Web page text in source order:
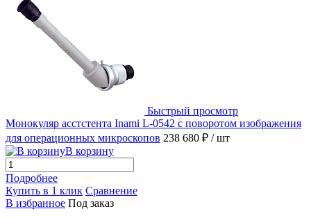
Быстрый просмотр
Монокуляр асстстента Inami L-0542 с поворотом изображения
для операционных микроскопов 238 680 ₽ / шт
В корзину
Подробнее
Купить в 1 клик Сравнение
В избранное Под заказ